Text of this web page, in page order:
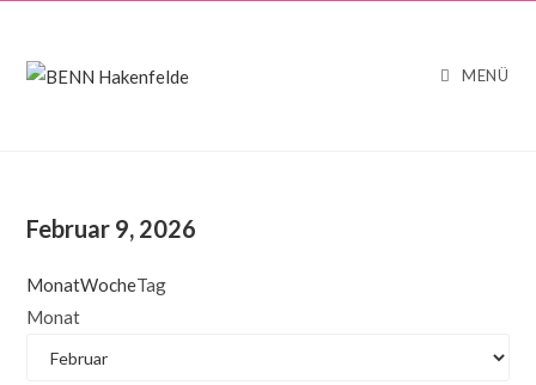
MENÜ
Februar 9, 2026
MonatWocheTag
Monat